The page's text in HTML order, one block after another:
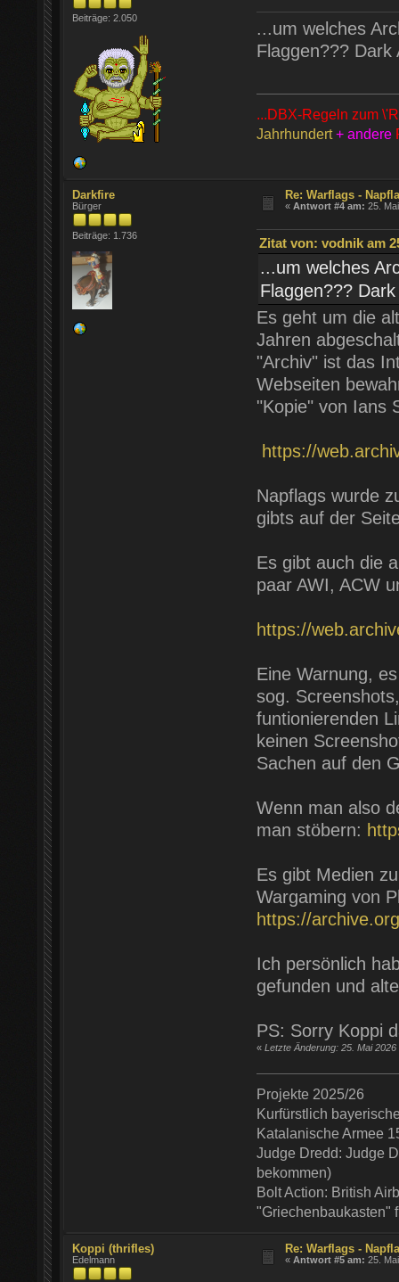
Beiträge: 2.050
...um welches
Flaggen???
...DBX-Regeln zum
Jahrhundert + andere
Darkfire
Bürger
Beiträge: 1.736
Re: Warflags -
«Antwort #4 am: 25.
Zitat von: vodnik am
...um welches
Flaggen???
Es geht um die
Jahren
"Archiv" ist das
Webseiten
"Kopie" von Ians
https://
Napflags wurde
gibts auf der
Es gibt auch die
paar AWI, ACW
https://
Eine Warnung,
sog.
funtionierenden
keinen
Sachen auf den
Wenn man also
man stöbern:
Es gibt Medien
Wargaming von
https://
Ich persönlich
gefunden und
PS: Sorry Koppi
« Letzte Änderung: 25. Mai
Projekte 2025/26
Kurfürstlich
Katalanische Armee
Judge Dredd: Judge
bekommen)
Bolt Action: British
"Griechenbaukasten"
Koppi (thrifles)
Edelmann
Re: Warflags -
«Antwort #5 am: 25.